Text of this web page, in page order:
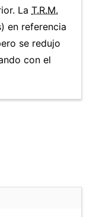
La T.R.M.
en referencia
se redujo
con el